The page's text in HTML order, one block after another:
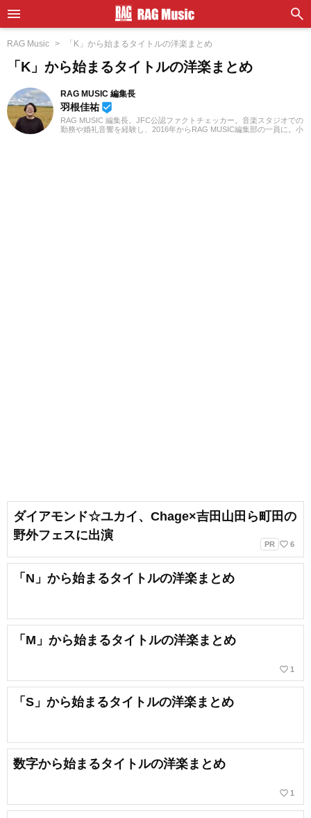
RAG Music 「K」から始まるタイトルの洋楽まとめ
「K」から始まるタイトルの洋楽まとめ
RAG MUSIC 編集長
羽根佳祐 beenhere
RAG MUSIC 編集長。JFC公認ファクトチェッカー。音楽スタジオでの
勤務や婚礼音響を経験し、2016年からRAG MUSIC編集部の一員に。小
ダイアモンド☆ユカイ、Chage×吉田山田ら町田の
野外フェスに出演
PR favorite_border 6
「N」から始まるタイトルの洋楽まとめ
「M」から始まるタイトルの洋楽まとめ
favorite_border 1
「S」から始まるタイトルの洋楽まとめ
数字から始まるタイトルの洋楽まとめ
favorite_border 1